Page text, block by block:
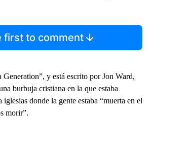
first to comment
y está escrito por Jon Ward,
burbuja cristiana en la que estaba
donde la gente estaba “muerta en el
morir”.